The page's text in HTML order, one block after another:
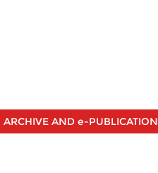
ARCHIVE AND e-PUBLICATION